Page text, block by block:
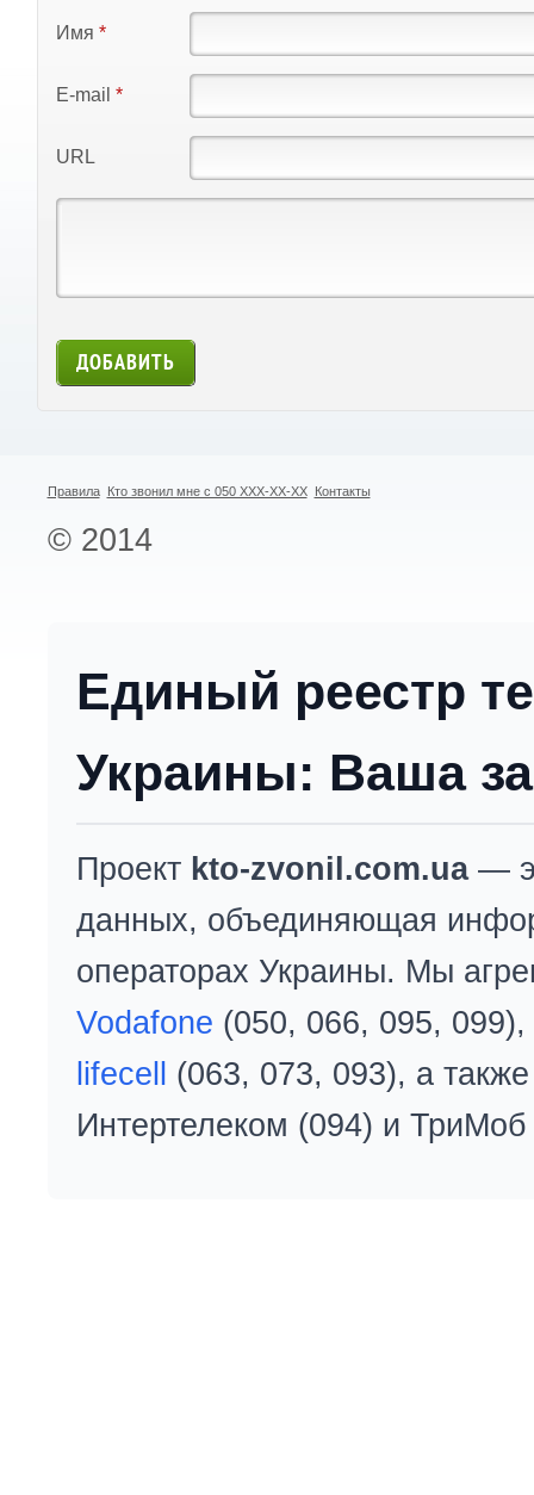
Имя *
E-mail *
URL
Правила Кто звонил мне с 050 XXX-XX-XX Контакты
© 2014
Единый реестр
Украины: Ваша
Проект kto-zvonil.com.ua—
данных, объединяющая
операторах Украины. Мы
Vodafone (050, 066, 095, 099),
lifecell
(063, 073, 093), а
Интертелеком (094) и ТриМоб